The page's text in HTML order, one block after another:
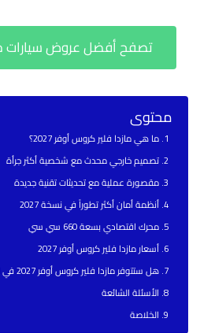
تصفح أفضل عروض سيارات
محتوى
ما هي مازدا فلير كروس أوفر 2027؟
تصميم خارجي محدث مع شخصية أكثر جرأة
مقصورة عملية مع تحديثات تقنية جديدة
أنظمة أمان أكثر تطوراً في نسخة 2027
محرك اقتصادي بسعة 660 سي سي
أسعار مازدا فلير كروس أوفر 2027
هل ستتوفر مازدا فلير كروس أوفر 2027 في السعودية؟
الأسئلة الشائعة
الخلاصة